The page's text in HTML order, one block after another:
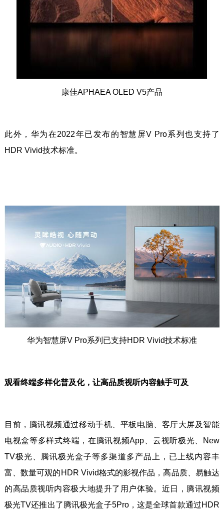
康佳APHAEA OLED V5产品
此外，华为在2022年已发布的智慧屏V Pro系列也支持了
HDR Vivid技术标准。
华为智慧屏V Pro系列已支持HDR Vivid技术标准
观看终端多样化普及化，让高品质视听内容触手可及
目前，腾讯视频通过移动手机、平板电脑、客厅大屏及智能
电视盒等多样式终端，在腾讯视频App、云视听极光、New
TV极光、腾讯极光盒子等多渠道多产品上，已上线内容丰
富、数量可观的HDR Vivid格式的影视作品，高品质、易触达
的高品质视听内容极大地提升了用户体验。近日，腾讯视频
极光TV还推出了腾讯极光盒子5Pro，这是全球首款通过HDR